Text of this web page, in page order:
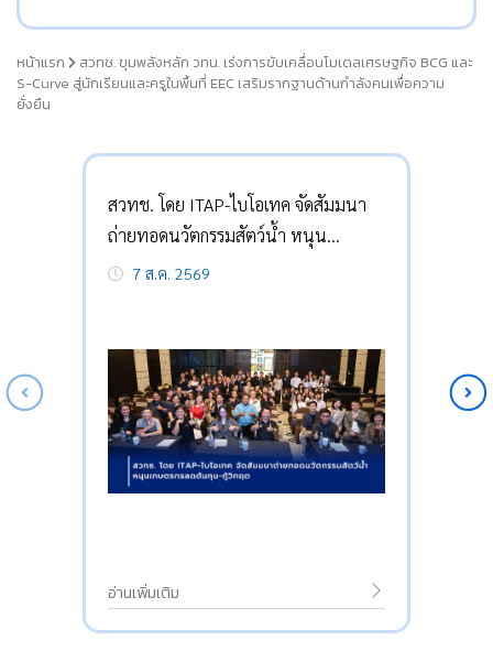
หน้าแรก
สวทช. ขุมพลังหลัก วทน. เร่งการขับเคลื่อนโมเดลเศรษฐกิจ BCG และ
S-Curve สู่นักเรียนและครูในพื้นที่ EEC เสริมรากฐานด้านกำลังคนเพื่อความ
ยั่งยืน
สวทช. โดย ITAP-ไบโอเทค จัดสัมมนา
ถ่ายทอดนวัตกรรมสัตว์น้ำ หนุน
เกษตรกรลดต้นทุน-กู้วิกฤต
7 ส.ค. 2569
อ่านเพิ่มเติม